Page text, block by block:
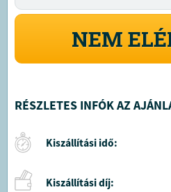
NEM
RÉSZLETES INFÓK AZ
Kiszállítási idő:
Kiszállítási díj: